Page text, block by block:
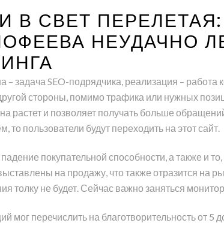
В СВЕТ
НЕУДАЧНО
– задача SEO-подрядчика, реализация –
стороны, помимо трафика или нужных
растет и позволяет получать больше
то пользователи будут переходить на этот сайт.
покупательной способности, а также и
на продажу, что также отразится
толку не будет. Сейчас важно заняться
мог перечислить на благотворительность от